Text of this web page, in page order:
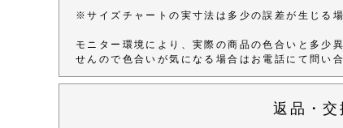
※サイズチャートの実寸法は多少の誤差が生じる
モニター環境により、実際の商品の色合いと多少
せんので色合いが気になる場合はお電話にて問い
返品・交